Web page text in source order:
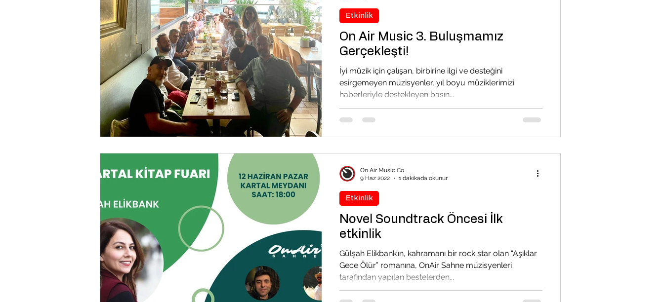
On Air Music 3. Buluşmamız
Gerçekleşti!
İyi müzik için çalışan, birbirine ilgi ve desteğini
esirgemeyen müzisyenler, yıl boyu müziklerimizi
haberleriyle destekleyen basın...
Etkinlik
Novel Soundtrack Öncesi İlk
etkinlik
Gülşah Elikbank’ın, kahramanı bir rock star olan “Aşıklar
Gece Ölür” romanına, OnAir Sahne müzisyenleri
tarafından yapılan bestelerden...
Etkinlik
On Air Music Co.
9 Haz 2022
1 dakikada okunur